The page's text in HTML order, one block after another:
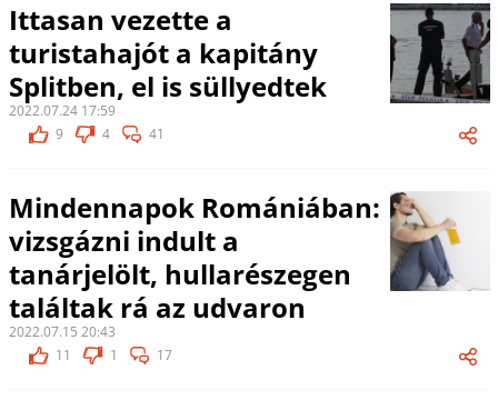
Ittasan vezette a
turistahajót a kapitány
Splitben, el is süllyedtek
2022.07.24 17:59
9
4 41
Mindennapok Romániában:
vizsgázni indult a
tanárjelölt, hullarészegen
találtak rá az udvaron
2022.07.15 20:43
11
1 17